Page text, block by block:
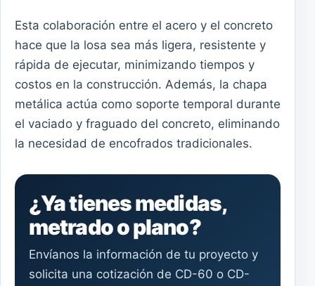
Esta colaboración entre el acero y el concreto
hace que la losa sea más ligera, resistente y
rápida de ejecutar, minimizando tiempos y
costos en la construcción. Además, la chapa
metálica actúa como soporte temporal durante
el vaciado y fraguado del concreto, eliminando
la necesidad de encofrados tradicionales.
¿Ya tienes medidas,
metrado o plano?
Envíanos la información de tu proyecto y
solicita una cotización de CD-60 o CD-